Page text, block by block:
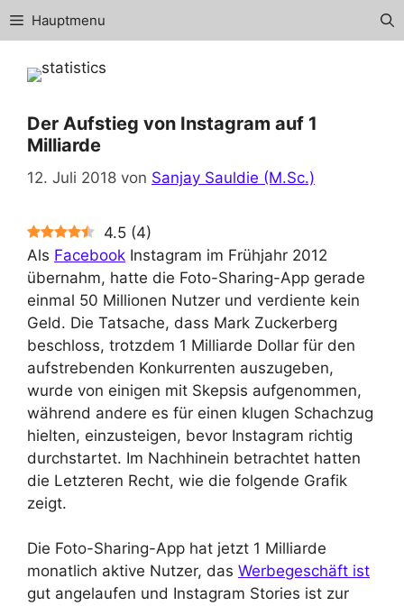
Hauptmenu
Der Aufstieg von Instagram auf 1
Milliarde
12. Juli 2018 von Sanjay Sauldie (M.Sc.)
4.5 (4)
Als Facebook Instagram im Frühjahr 2012
übernahm, hatte die Foto-Sharing-App gerade
einmal 50 Millionen Nutzer und verdiente kein
Geld. Die Tatsache, dass Mark Zuckerberg
beschloss, trotzdem 1 Milliarde Dollar für den
aufstrebenden Konkurrenten auszugeben,
wurde von einigen mit Skepsis aufgenommen,
während andere es für einen klugen Schachzug
hielten, einzusteigen, bevor Instagram richtig
durchstartet. Im Nachhinein betrachtet hatten
die Letzteren Recht, wie die folgende Grafik
zeigt.
Die Foto-Sharing-App hat jetzt 1 Milliarde
monatlich aktive Nutzer, das Werbegeschäft ist
gut angelaufen und Instagram Stories ist zur